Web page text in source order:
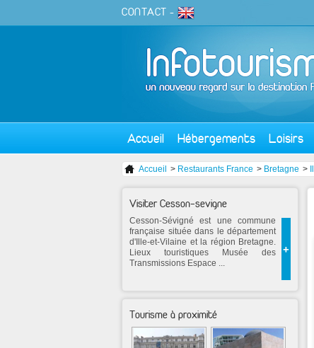
CONTACT -
Accueil Hébergements Loisirs
Accueil > Restaurants France > Bretagne >
Visiter Cesson-sevigne
+
Cesson-Sévigné est une commune
française située dans le département
d'Ille-et-Vilaine et la région Bretagne.
Lieux touristiques Musée des
Transmissions Espace ...
Tourisme à proximité